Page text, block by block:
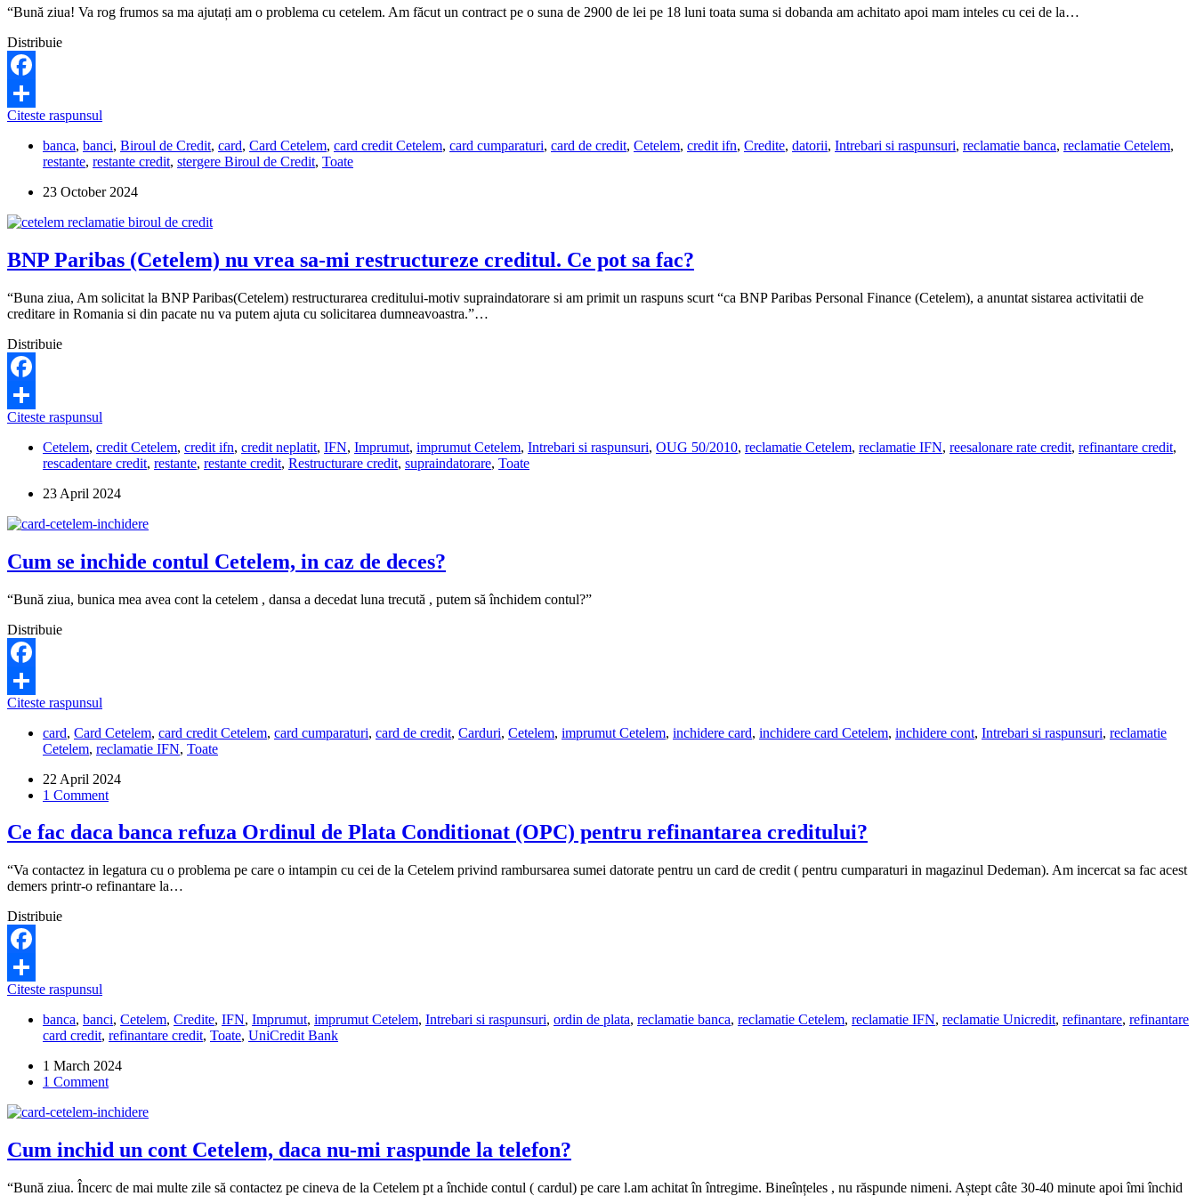
“Bună ziua! Va rog frumos sa ma ajutați am o problema cu cetelem. Am făcut un contract pe o suna de 2900 de lei pe 18 luni toata suma si dobanda am achitato apoi mam inteles cu cei de la…
Distribuie
Facebook
Share
Citeste raspunsul
a
dat
Biroul
Credit,
am
platit
lunar
200
de
banca, banci, Biroul de Credit, card, Card Cetelem, card credit Cetelem, card cumparaturi, card de credit, Cetelem, credit ifn, Credite, datorii, Intrebari si raspunsuri, reclamatie banca, reclamatie Cetelem,
restante, restante credit, stergere Biroul de Credit, Toate
23 October 2024
BNP Paribas (Cetelem) nu vrea sa-mi restructureze creditul. Ce pot sa fac?
“Buna ziua, Am solicitat la BNP Paribas(Cetelem) restructurarea creditului-motiv supraindatorare si am primit un raspuns scurt “ca BNP Paribas Personal Finance (Cetelem), a anuntat sistarea activitatii de
creditare in Romania si din pacate nu va putem ajuta cu solicitarea dumneavoastra.”…
Distribuie
Facebook
Share
Citeste raspunsul
(Cetelem)
nu
sa-
restructureze
Ce
pot
fac?
Cetelem, credit Cetelem, credit ifn, credit neplatit, IFN, Imprumut, imprumut Cetelem, Intrebari si raspunsuri, OUG 50/2010, reclamatie Cetelem, reclamatie IFN, reesalonare rate credit, refinantare credit,
rescadentare credit, restante, restante credit, Restructurare credit, supraindatorare, Toate
23 April 2024
Cum se inchide contul Cetelem, in caz de deces?
“Bună ziua, bunica mea avea cont la cetelem , dansa a decedat luna trecută , putem să închidem contul?”
Distribuie
Facebook
Share
Citeste raspunsul
inchide
contul
in
caz
deces?
card, Card Cetelem, card credit Cetelem, card cumparaturi, card de credit, Carduri, Cetelem, imprumut Cetelem, inchidere card, inchidere card Cetelem, inchidere cont, Intrebari si raspunsuri, reclamatie
Cetelem, reclamatie IFN, Toate
22 April 2024
1 Comment
Ce fac daca banca refuza Ordinul de Plata Conditionat (OPC) pentru refinantarea creditului?
“Va contactez in legatura cu o problema pe care o intampin cu cei de la Cetelem privind rambursarea sumei datorate pentru un card de credit ( pentru cumparaturi in magazinul Dedeman). Am incercat sa fac acest
demers printr-o refinantare la…
Distribuie
Facebook
Share
Citeste raspunsul
daca
banca
Ordinul
de
Conditionat
pentru
refinantarea
creditului?
banca, banci, Cetelem, Credite, IFN, Imprumut, imprumut Cetelem, Intrebari si raspunsuri, ordin de plata, reclamatie banca, reclamatie Cetelem, reclamatie IFN, reclamatie Unicredit, refinantare, refinantare
card credit, refinantare credit, Toate, UniCredit Bank
1 March 2024
1 Comment
Cum inchid un cont Cetelem, daca nu-mi raspunde la telefon?
“Bună ziua. Încerc de mai multe zile să contactez pe cineva de la Cetelem pt a închide contul ( cardul) pe care l.am achitat în întregime. Bineînțeles , nu răspunde nimeni. Aștept câte 30-40 minute apoi îmi închid